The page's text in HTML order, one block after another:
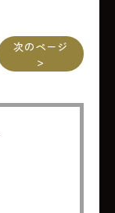
次のページ
>